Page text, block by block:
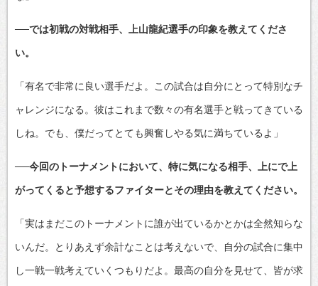
──では初戦の対戦相手、上山龍紀選手の印象を教えてくださ
い。
「有名で非常に良い選手だよ。この試合は自分にとって特別なチ
ャレンジになる。彼はこれまで数々の有名選手と戦ってきている
しね。でも、僕だってとても興奮しやる気に満ちているよ」
──今回のトーナメントにおいて、特に気になる相手、上にで上
がってくると予想するファイターとその理由を教えてください。
「実はまだこのトーナメントに誰が出ているかとかは全然知らな
いんだ。とりあえず余計なことは考えないで、自分の試合に集中
し一戦一戦考えていくつもりだよ。最高の自分を見せて、皆が求